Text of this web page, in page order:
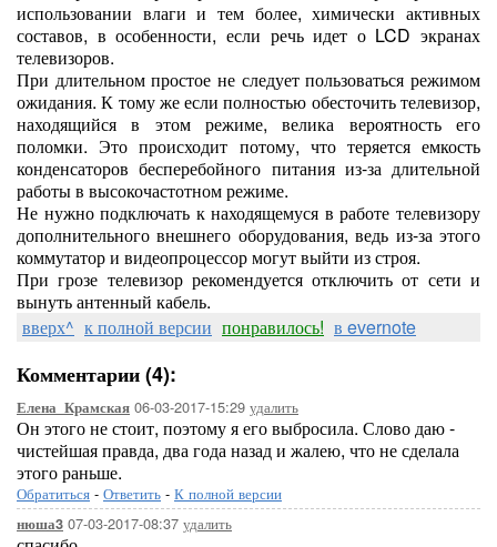
использовании влаги и тем более, химически активных
составов, в особенности, если речь идет о LCD экранах
телевизоров.
При длительном простое не следует пользоваться режимом
ожидания. К тому же если полностью обесточить телевизор,
находящийся в этом режиме, велика вероятность его
поломки. Это происходит потому, что теряется емкость
конденсаторов бесперебойного питания из-за длительной
работы в высокочастотном режиме.
Не нужно подключать к находящемуся в работе телевизору
дополнительного внешнего оборудования, ведь из-за этого
коммутатор и видеопроцессор могут выйти из строя.
При грозе телевизор рекомендуется отключить от сети и
вынуть антенный кабель.
вверх^ к полной версии понравилось! в evernote
Комментарии (4):
Елена_Крамская 06-03-2017-15:29 удалить
Он этого не стоит, поэтому я его выбросила. Слово даю -
чистейшая правда, два года назад и жалею, что не сделала
этого раньше.
Обратиться - Ответить - К полной версии
нюша3 07-03-2017-08:37 удалить